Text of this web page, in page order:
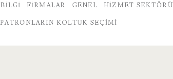
Seçimi
BILGI FIRMALAR GENEL HIZMET SEKTÖRÜ
PATRONLARIN KOLTUK SEÇIMI